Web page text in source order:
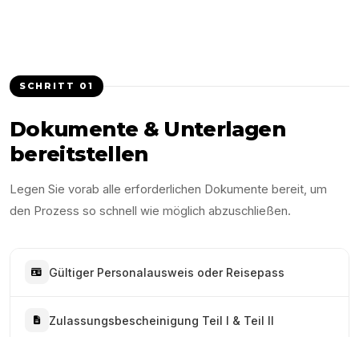
SCHRITT 01
Dokumente & Unterlagen
bereitstellen
Legen Sie vorab alle erforderlichen Dokumente bereit, um
den Prozess so schnell wie möglich abzuschließen.
Gültiger Personalausweis oder Reisepass
Zulassungsbescheinigung Teil I & Teil II